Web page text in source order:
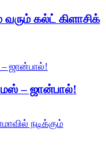
கல்ட் கிளாசிக்
– ஜான்பால்!